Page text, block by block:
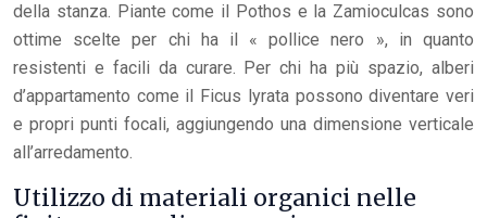
della stanza. Piante come il Pothos e la Zamioculcas sono
ottime scelte per chi ha il « pollice nero », in quanto
resistenti e facili da curare. Per chi ha più spazio, alberi
d’appartamento come il Ficus lyrata possono diventare veri
e propri punti focali, aggiungendo una dimensione verticale
all’arredamento.
Utilizzo di materiali organici nelle